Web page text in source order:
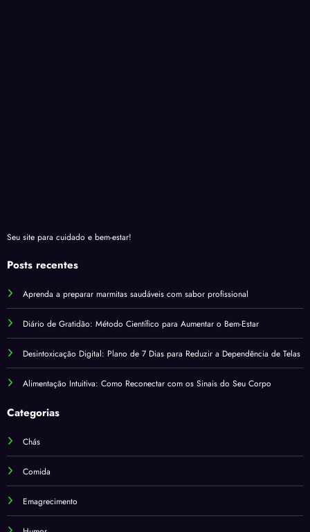
Seu site para cuidado e bem-estar!
Posts recentes
Aprenda a preparar marmitas saudáveis com sabor profissional
Diário de Gratidão: Método Científico para Aumentar o Bem-Estar
Desintoxicação Digital: Plano de 7 Dias para Reduzir a Dependência de Telas
Alimentação Intuitiva: Como Reconectar com os Sinais do Seu Corpo
Categorias
Chás
Comida
Emagrecimento